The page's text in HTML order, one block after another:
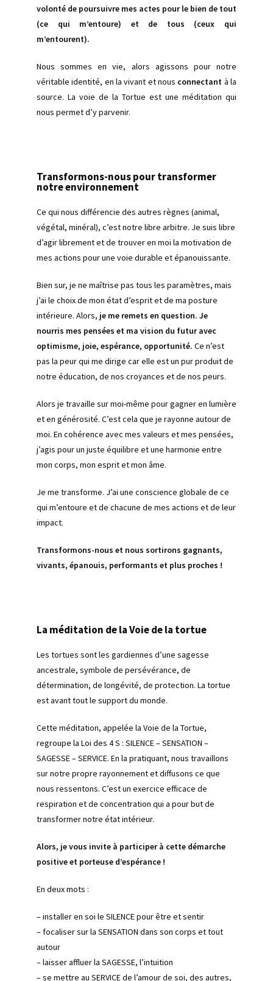
volonté de poursuivre mes actes pour le bien de tout
(ce qui m’entoure) et de tous (ceux qui
m’entourent).
Nous sommes en vie, alors agissons pour notre
véritable identité, en la vivant et nous connectant à la
source. La voie de la Tortue est une méditation qui
nous permet d’y parvenir.
Transformons-nous pour transformer
notre environnement
Ce qui nous différencie des autres règnes (animal,
végétal, minéral), c’est notre libre arbitre. Je suis libre
d’agir librement et de trouver en moi la motivation de
mes actions pour une voie durable et épanouissante.
Bien sur, je ne maîtrise pas tous les paramètres, mais
j’ai le choix de mon état d’esprit et de ma posture
intérieure. Alors, je me remets en question. Je
nourris mes pensées et ma vision du futur avec
optimisme, joie, espérance, opportunité. Ce n’est
pas la peur qui me dirige car elle est un pur produit de
notre éducation, de nos croyances et de nos peurs.
Alors je travaille sur moi-même pour gagner en lumière
et en générosité. C’est cela que je rayonne autour de
moi. En cohérence avec mes valeurs et mes pensées,
j’agis pour un juste équilibre et une harmonie entre
mon corps, mon esprit et mon âme.
Je me transforme. J’ai une conscience globale de ce
qui m’entoure et de chacune de mes actions et de leur
impact.
Transformons-nous et nous sortirons gagnants,
vivants, épanouis, performants et plus proches !
La méditation de la Voie de la tortue
Les tortues sont les gardiennes d’une sagesse
ancestrale, symbole de persévérance, de
détermination, de longévité, de protection. La tortue
est avant tout le support du monde.
Cette méditation, appelée la Voie de la Tortue,
regroupe la Loi des 4 S : SILENCE – SENSATION –
SAGESSE – SERVICE. En la pratiquant, nous travaillons
sur notre propre rayonnement et diffusons ce que
nous ressentons. C’est un exercice efficace de
respiration et de concentration qui a pour but de
transformer notre état intérieur.
Alors, je vous invite à participer à cette démarche
positive et porteuse d’espérance !
En deux mots :
– installer en soi le SILENCE pour être et sentir
– focaliser sur la SENSATION dans son corps et tout
autour
– laisser affluer la SAGESSE, l’intuition
– se mettre au SERVICE de l’amour de soi, des autres,